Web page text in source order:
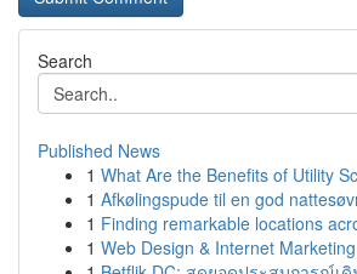
Search
Published News
1 What Are the Benefits of Utility
1 Afkølingspude til en god
1 Finding remarkable locations
1 Web Design & Internet